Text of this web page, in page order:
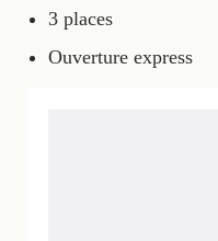
3 places
Ouverture express